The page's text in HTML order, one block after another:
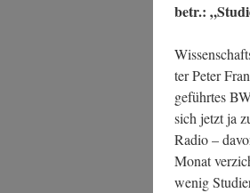
betr.:
ter Peter
geführ­tes
sich jetzt ja
Radio –
Monat
wenig